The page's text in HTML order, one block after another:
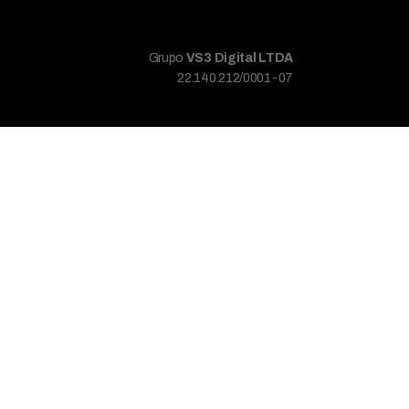
Grupo VS3 Digital LTDA
22.140.212/0001-07